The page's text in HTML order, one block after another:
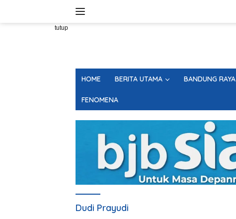
tutup
HOME BERITA UTAMA BANDUNG RAYA
FENOMENA
Dudi Prayudi